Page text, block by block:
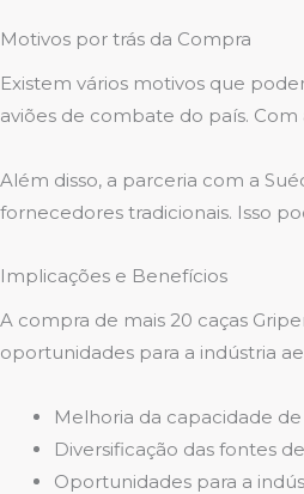
Motivos por trás da Compra
Existem vários motivos que
aviões de combate do país. Com
Além disso, a parceria com a
fornecedores tradicionais. Isso
Implicações e Benefícios
A compra de mais 20 caças
oportunidades para a indústria
Melhoria da capacidade
Diversificação das fontes
Oportunidades para a